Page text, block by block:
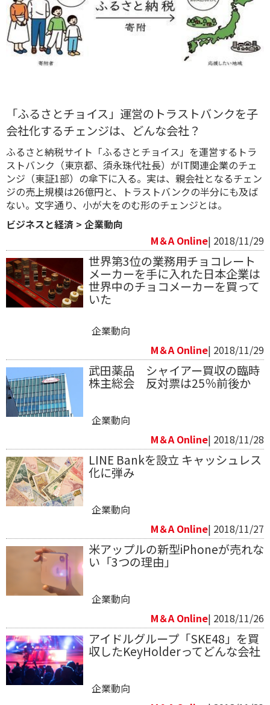
「ふるさとチョイス」運営のトラストバンクを子
会社化するチェンジは、どんな会社？
ふるさと納税サイト「ふるさとチョイス」を運営するトラ
ストバンク（東京都、須永珠代社長）がIT関連企業のチェ
ンジ（東証1部）の傘下に入る。実は、親会社となるチェン
ジの売上規模は26億円と、トラストバンクの半分にも及ば
ない。文字通り、小が大をのむ形のチェンジとは。
ビジネスと経済 > 企業動向
M＆A Online| 2018/11/29
世界第3位の業務用チョコレート
メーカーを手に入れた日本企業は
世界中のチョコメーカーを買って
いた
企業動向
M＆A Online| 2018/11/29
武田薬品 シャイアー買収の臨時
株主総会 反対票は25％前後か
企業動向
M＆A Online| 2018/11/28
LINE Bankを設立 キャッシュレス
化に弾み
企業動向
M＆A Online| 2018/11/27
米アップルの新型iPhoneが売れな
い「3つの理由」
企業動向
M＆A Online| 2018/11/26
アイドルグループ「SKE48」を買
収したKeyHolderってどんな会社
企業動向